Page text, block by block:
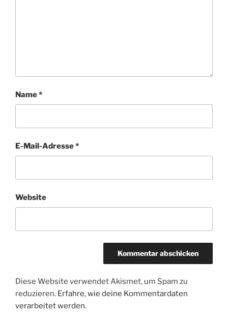
Name*
E-Mail-Adresse*
Website
Diese Website verwendet Akismet, um Spam zu
reduzieren. Erfahre, wie deine Kommentardaten
verarbeitet werden.